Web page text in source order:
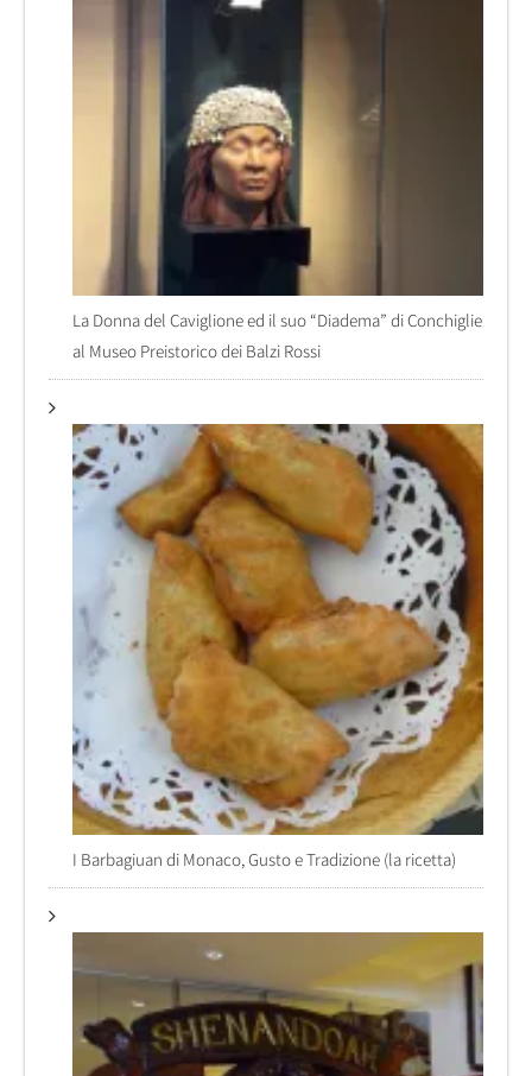
La Donna del Caviglione ed il suo “Diadema” di Conchiglie
al Museo Preistorico dei Balzi Rossi
I Barbagiuan di Monaco, Gusto e Tradizione (la ricetta)